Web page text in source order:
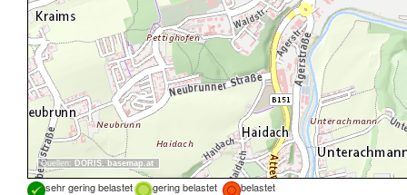
Quellen: DORIS, basemap.at
sehr gering belastet gering belastet
belastet